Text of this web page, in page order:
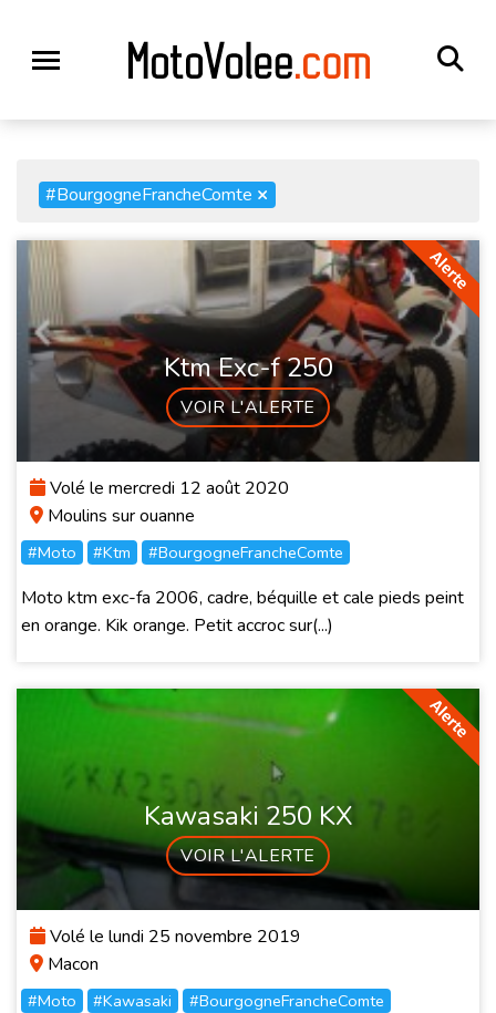
#BourgogneFrancheComte ×
Ktm Exc-f 250
VOIR L'ALERTE
Volé le mercredi 12 août 2020
Moulins sur ouanne
#Moto #Ktm #BourgogneFrancheComte
Moto ktm exc-fa 2006, cadre, béquille et cale pieds peint
en orange. Kik orange. Petit accroc sur(...)
Kawasaki 250 KX
VOIR L'ALERTE
Volé le lundi 25 novembre 2019
Macon
#Moto #Kawasaki #BourgogneFrancheComte